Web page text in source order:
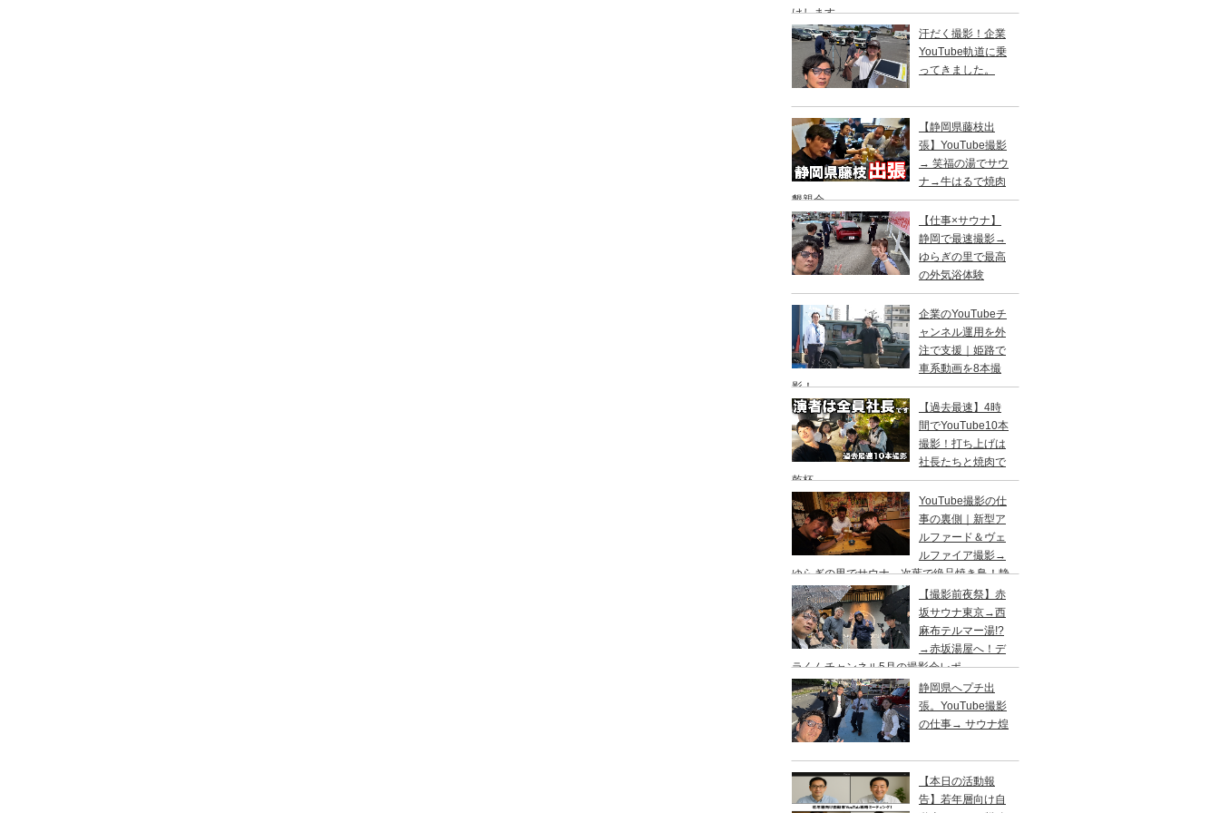
けします
汗だく撮影！企業
YouTube軌道に乗
ってきました。
【静岡県藤枝出
張】YouTube撮影
→ 笑福の湯でサウ
ナ→牛はるで焼肉
懇親会
【仕事×サウナ】
静岡で最速撮影→
ゆらぎの里で最高
の外気浴体験
企業のYouTubeチ
ャンネル運用を外
注で支援｜姫路で
車系動画を8本撮
影！
【過去最速】4時
間でYouTube10本
撮影！打ち上げは
社長たちと焼肉で
乾杯
YouTube撮影の仕
事の裏側｜新型ア
ルファード＆ヴェ
ルファイア撮影→
ゆらぎの里でサウナ→次葉で絶品焼き鳥！静
岡出張
【撮影前夜祭】赤
坂サウナ東京→西
麻布テルマー湯!?
→赤坂湯屋へ！デ
ラくんチャンネル5月の撮影会レポ
静岡県へプチ出
張。YouTube撮影
の仕事→ サウナ煌
【本日の活動報
告】若年層向け自